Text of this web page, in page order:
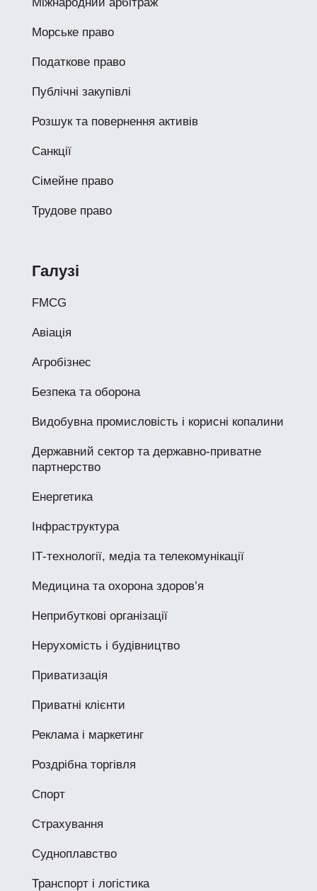
Морське право
Податкове право
Публічні закупівлі
Розшук та повернення активів
Санкції
Сімейне право
Трудове право
Галузі
FMCG
Авіація
Агробізнес
Безпека та оборона
Видобувна промисловість і корисні копалини
Державний сектор та державно-приватне
партнерство
Енергетика
Інфраструктура
ІТ-технології, медіа та телекомунікації
Медицина та охорона здоров’я
Неприбуткові організації
Нерухомість і будівництво
Приватизація
Приватні клієнти
Реклама і маркетинг
Роздрібна торгівля
Спорт
Страхування
Судноплавство
Транспорт і логістика